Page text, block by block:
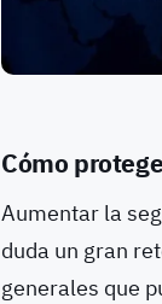
Cómo
Aumentar la
duda un gran
generales que